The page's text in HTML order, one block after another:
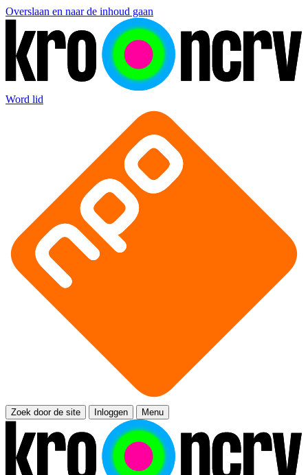
Overslaan en naar de inhoud gaan
Word lid
Zoek door de site Inloggen Menu